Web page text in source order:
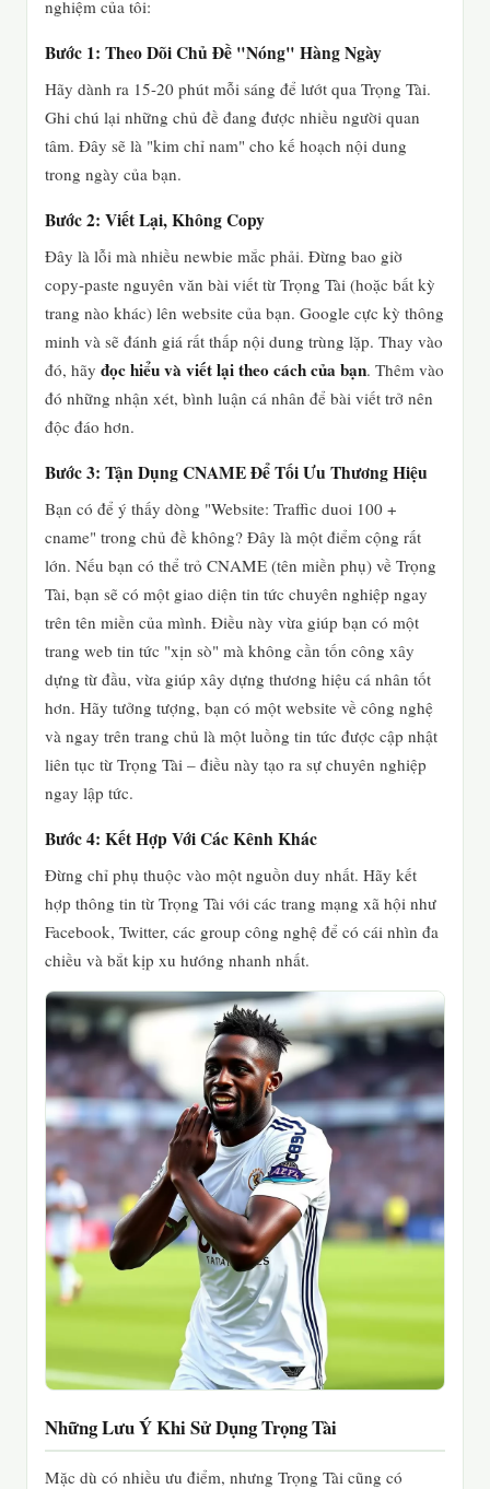
nghiệm của tôi:
Bước 1: Theo Dõi Chủ Đề "Nóng" Hàng Ngày
Hãy dành ra 15-20 phút mỗi sáng để lướt qua Trọng Tài.
Ghi chú lại những chủ đề đang được nhiều người quan
tâm. Đây sẽ là "kim chỉ nam" cho kế hoạch nội dung
trong ngày của bạn.
Bước 2: Viết Lại, Không Copy
Đây là lỗi mà nhiều newbie mắc phải. Đừng bao giờ
copy-paste nguyên văn bài viết từ Trọng Tài (hoặc bất kỳ
trang nào khác) lên website của bạn. Google cực kỳ thông
minh và sẽ đánh giá rất thấp nội dung trùng lặp. Thay vào
đó, hãy đọc hiểu và viết lại theo cách của bạn. Thêm vào
đó những nhận xét, bình luận cá nhân để bài viết trở nên
độc đáo hơn.
Bước 3: Tận Dụng CNAME Để Tối Ưu Thương Hiệu
Bạn có để ý thấy dòng "Website: Traffic duoi 100 +
cname" trong chủ đề không? Đây là một điểm cộng rất
lớn. Nếu bạn có thể trỏ CNAME (tên miền phụ) về Trọng
Tài, bạn sẽ có một giao diện tin tức chuyên nghiệp ngay
trên tên miền của mình. Điều này vừa giúp bạn có một
trang web tin tức "xịn sò" mà không cần tốn công xây
dựng từ đầu, vừa giúp xây dựng thương hiệu cá nhân tốt
hơn. Hãy tưởng tượng, bạn có một website về công nghệ
và ngay trên trang chủ là một luồng tin tức được cập nhật
liên tục từ Trọng Tài – điều này tạo ra sự chuyên nghiệp
ngay lập tức.
Bước 4: Kết Hợp Với Các Kênh Khác
Đừng chỉ phụ thuộc vào một nguồn duy nhất. Hãy kết
hợp thông tin từ Trọng Tài với các trang mạng xã hội như
Facebook, Twitter, các group công nghệ để có cái nhìn đa
chiều và bắt kịp xu hướng nhanh nhất.
Những Lưu Ý Khi Sử Dụng Trọng Tài
Mặc dù có nhiều ưu điểm, nhưng Trọng Tài cũng có